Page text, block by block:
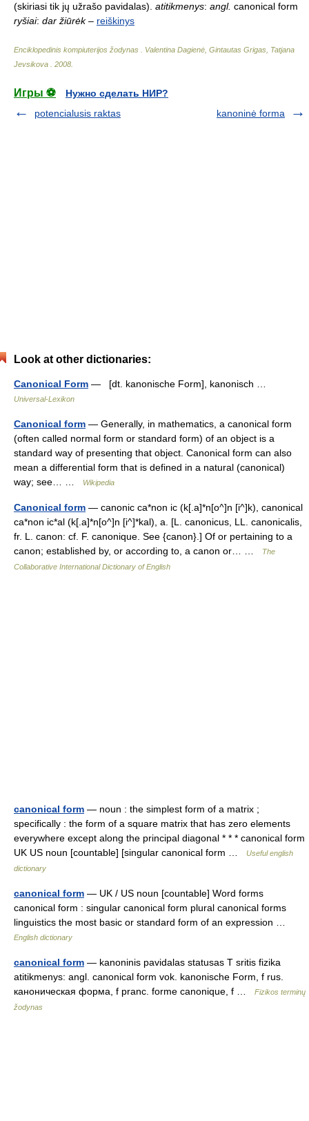
(skiriasi tik jų užrašo pavidalas). atitikmenys: angl. canonical form
ryšiai: dar žiūrėk– reiškinys
Enciklopedinis kompiuterijos žodynas
Valentina Dagienė, Gintautas Grigas, Tatjana
Jevsikova
2008
Игры ⚽
Нужно сделать НИР?
potencialusis raktas
kanoninė forma
Look at other dictionaries:
Canonical Form — [dt. kanonische Form], kanonisch …
Universal-Lexikon
Canonical form — Generally, in mathematics, a canonical form
(often called normal form or standard form) of an object is a
standard way of presenting that object. Canonical form can also
mean a differential form that is defined in a natural (canonical)
way; see… …
Wikipedia
Canonical form — canonic ca*non ic (k[.a]*n[o^]n [i^]k), canonical
ca*non ic*al (k[.a]*n[o^]n [i^]*kal), a. [L. canonicus, LL. canonicalis,
fr. L. canon: cf. F. canonique. See {canon}.] Of or pertaining to a
canon; established by, or according to, a canon or… …
The
Collaborative International Dictionary of English
canonical form — noun : the simplest form of a matrix ;
specifically : the form of a square matrix that has zero elements
everywhere except along the principal diagonal * * * canonical form
UK US noun [countable] [singular canonical form …
Useful english
dictionary
canonical form — UK / US noun [countable] Word forms
canonical form : singular canonical form plural canonical forms
linguistics the most basic or standard form of an expression …
English dictionary
canonical form — kanoninis pavidalas statusas T sritis fizika
atitikmenys: angl. canonical form vok. kanonische Form, f rus.
каноническая форма, f pranc. forme canonique, f …
Fizikos terminų
žodynas